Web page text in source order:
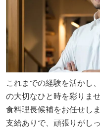
これまでの経験を活かし
の大切なひと時を彩りま
食料理長候補をお任せし
支給ありで、頑張りがし